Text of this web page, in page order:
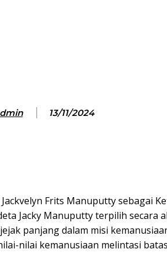
13/11/2024
Frits Manuputty sebagai
Jacky Manuputty terpilih
panjang dalam misi
nilai kemanusiaan melintasi